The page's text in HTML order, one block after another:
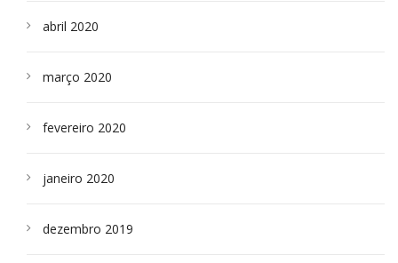
abril 2020
março 2020
fevereiro 2020
janeiro 2020
dezembro 2019